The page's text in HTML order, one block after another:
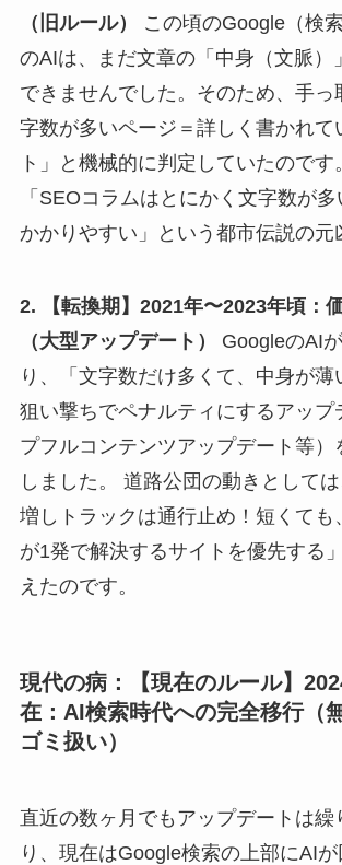
（旧ルール）
この頃のGoogle（検
のAIは、まだ文章の「中身（文脈）
できませんでした。そのため、手っ
字数が多いページ＝詳しく書かれて
ト」と機械的に判定していたのです
「SEOコラムはとにかく文字数が
かかりやすい」という都市伝説の元
2. 【転換期】2021年〜2023年頃：
（大型アップデート）
GoogleのAI
り、「文字数だけ多くて、中身が薄
狙い撃ちでペナルティにするアップ
プフルコンテンツアップデート等）
しました。 道路公団の動きとして
増しトラックは通行止め！短くても
が1発で解決するサイトを優先する
えたのです。
現代の病：【現在のルール】
在：AI検索時代への完全移行（
ゴミ扱い）
直近の数ヶ月でもアップデートは繰
り、現在はGoogle検索の上部にAI